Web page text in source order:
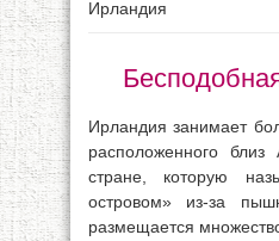
Ирландия
Ирландия занимает
расположенного
стране, которую
островом» из-за
размещается